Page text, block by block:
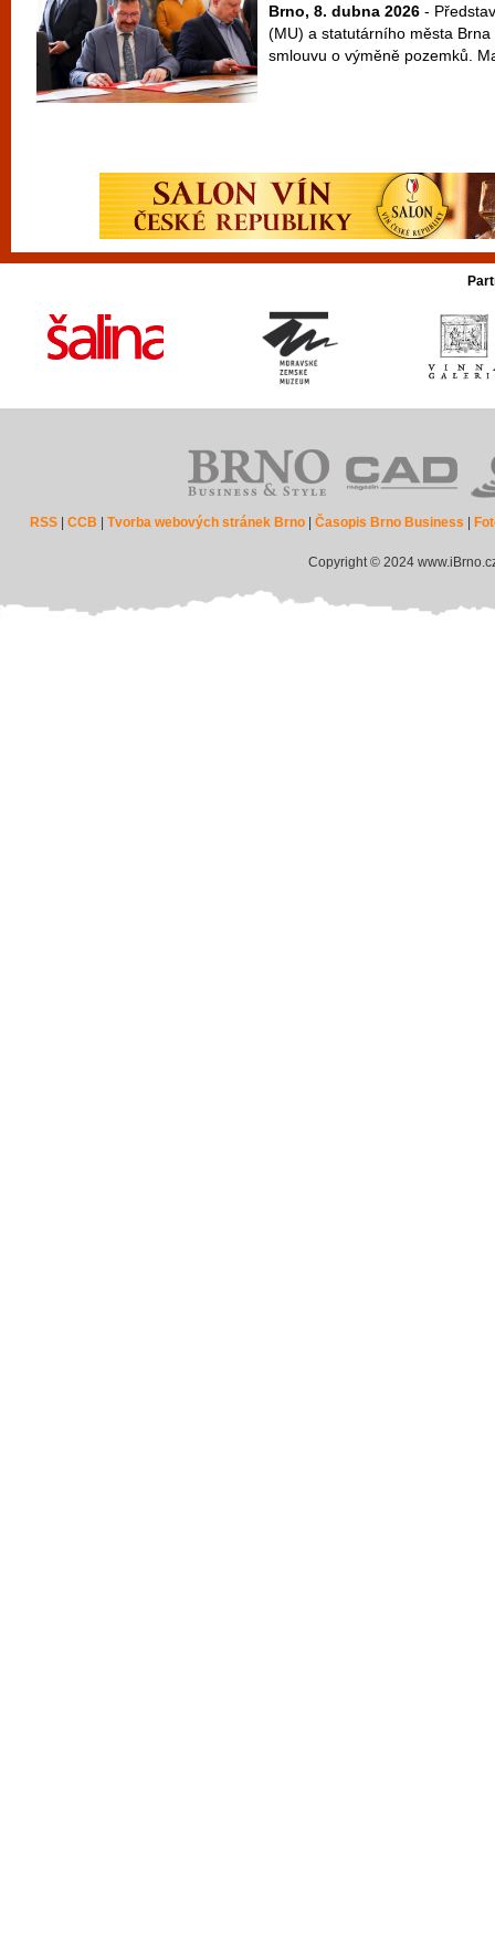
Brno, 8. dubna 2026 -
(MU) a statutárního města
smlouvu o výměně pozemků.
RSS |CCB |Tvorba webových stránek Brno |Časopis Brno Business
Copyright © 2024